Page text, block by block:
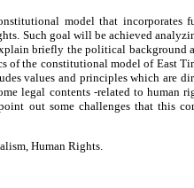
model that incorporates
Such goal will be achieved
briefly the political background
of the constitutional model of East
values and principles which are
legal contents -related to human
out some challenges that this
Human Rights.